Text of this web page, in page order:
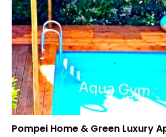
Pompei Home & Green Luxury